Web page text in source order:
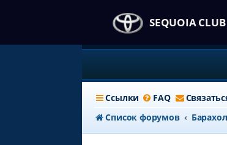
SEQUOIA CLUB
Ссылки FAQ
Список форумов